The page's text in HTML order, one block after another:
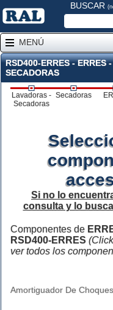
BUSCAR
MENÚ
RSD400-ERRES - ERRES
SECADORAS
Lavadoras -
Secadoras
Secadoras
Si no lo
consulta y lo
Componentes de
RSD400-ERRES
ver todos los
Amortiguador De Choques